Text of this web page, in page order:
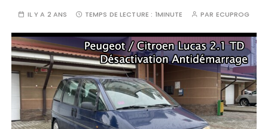
IL Y A 2 ANS TEMPS DE LECTURE : 1MINUTE PAR ECUPROG